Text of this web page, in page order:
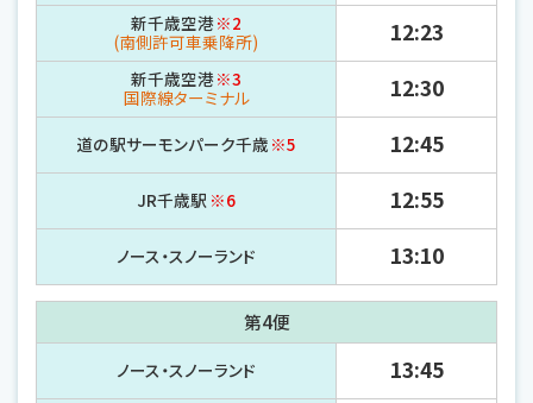
新千歳空港※2
(南側許可車乗降所)
新千歳空港※3
国際線ターミナル
道の駅サーモンパーク千歳 ※5
JR千歳駅 ※6
ノース・スノーランド
12:23
12:30
12:45
12:55
13:10
第4便
ノース・スノーランド
13:45